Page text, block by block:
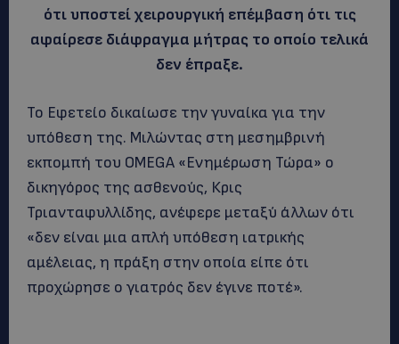
ότι υποστεί χειρουργική επέμβαση ότι τις
αφαίρεσε διάφραγμα μήτρας το οποίο τελικά
δεν έπραξε.
Το Εφετείο δικαίωσε την γυναίκα για την
υπόθεση της. Μιλώντας στη μεσημβρινή
εκπομπή του OMEGA «Ενημέρωση Τώρα» ο
δικηγόρος της ασθενούς, Κρις
Τριανταφυλλίδης, ανέφερε μεταξύ άλλων ότι
«δεν είναι μια απλή υπόθεση ιατρικής
αμέλειας, η πράξη στην οποία είπε ότι
προχώρησε ο γιατρός δεν έγινε ποτέ».